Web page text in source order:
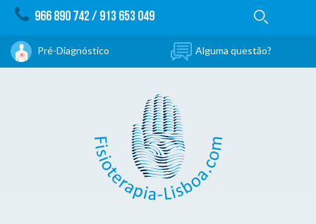
966 890 742/913 653 049
Pré-Diagnóstico Alguma questão?